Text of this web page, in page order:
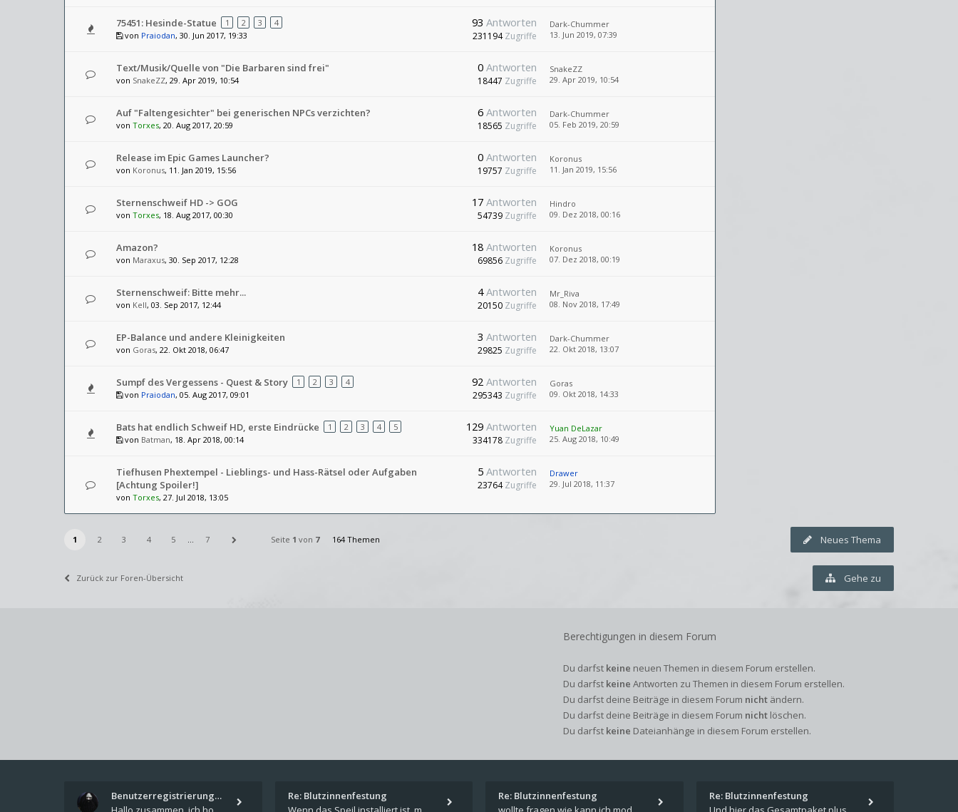
75451: Hesinde-Statue 1 2 3
4
von Praiodan, 30. Jun 2017, 19:33
93 Antworten
231194Zugriffe
Dark-Chummer
13. Jun 2019, 07:39
Text/Musik/Quelle von "Die Barbaren sind frei"
von SnakeZZ, 29. Apr 2019, 10:54
0 Antworten
18447 Zugriffe
SnakeZZ
29. Apr 2019, 10:54
Auf "Faltengesichter" bei generischen NPCs verzichten?
von Torxes, 20. Aug 2017, 20:59
6 Antworten
18565 Zugriffe
Dark-Chummer
05. Feb 2019, 20:59
Release im Epic Games Launcher?
von Koronus, 11. Jan 2019, 15:56
0 Antworten
19757 Zugriffe
Koronus
11. Jan 2019, 15:56
Sternenschweif HD -> GOG
von Torxes, 18. Aug 2017, 00:30
17 Antworten
54739 Zugriffe
Hindro
09. Dez 2018, 00:16
Amazon?
von Maraxus, 30. Sep 2017, 12:28
18 Antworten
69856 Zugriffe
Koronus
07. Dez 2018, 00:19
Sternenschweif: Bitte mehr...
von Kell, 03. Sep 2017, 12:44
4Antworten
20150 Zugriffe
Mr_Riva
08. Nov 2018, 17:49
EP-Balance und andere Kleinigkeiten
von Goras, 22. Okt 2018, 06:47
3 Antworten
29825 Zugriffe
Dark-Chummer
22. Okt 2018, 13:07
Sumpf des Vergessens - Quest & Story 1 2 3
4
von Praiodan, 05. Aug 2017, 09:01
92 Antworten
295343 Zugriffe
Goras
09. Okt 2018, 14:33
Bats hat endlich Schweif HD, erste Eindrücke 1 2 3 4
5
von Batman, 18. Apr 2018, 00:14
129 Antworten
334178 Zugriffe
Yuan DeLazar
25. Aug 2018, 10:49
Tiefhusen Phextempel - Lieblings- und Hass-Rätsel oder Aufgaben
[Achtung Spoiler!]
von Torxes, 27. Jul 2018, 13:05
5 Antworten
23764Zugriffe
Drawer
29. Jul 2018, 11:37
Neues Thema
1 2 3 4 5 … 7 Seite 1 von 7 164 Themen
Zurück zur Foren-Übersicht Gehe zu
Berechtigungen in diesem Forum
Du darfst keine neuen Themen in diesem Forum erstellen.
Du darfst keine Antworten zu Themen in diesem Forum erstellen.
Du darfst deine Beiträge in diesem Forum nicht ändern.
Du darfst deine Beiträge in diesem Forum nicht löschen.
Du darfst keine Dateianhänge in diesem Forum erstellen.
Benutzerregistrierung für das…
Re: Blutzinnenfestung
Re: Blutzinnenfestung
Re: Blutzinnenfestung